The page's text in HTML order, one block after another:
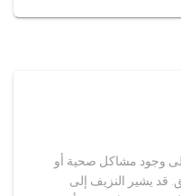
وجود مشاكل صحية أو
قد يشير النزيف إلى